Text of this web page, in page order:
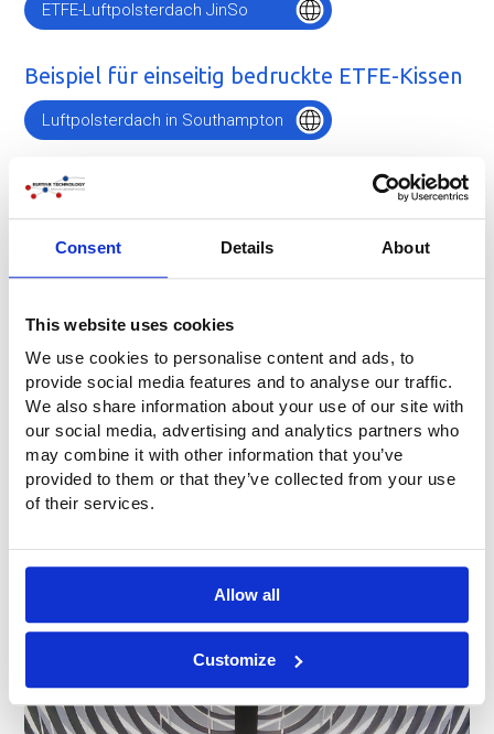
Consent Details About
This website uses cookies
We use cookies to personalise content and ads, to
provide social media features and to analyse our traffic.
We also share information about your use of our site with
our social media, advertising and analytics partners who
may combine it with other information that you’ve
provided to them or that they’ve collected from your use
of their services.
Allow all
Customize
ETFE-Luftpolsterdach JinSo
Beispiel für einseitig bedruckte ETFE-Kissen
Luftpolsterdach in Southampton